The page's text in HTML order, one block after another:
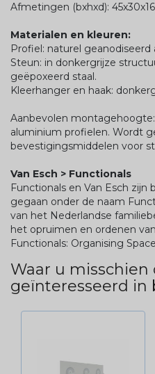
Afmetingen (bxhxd):
Materialen en kleuren:
Profiel: naturel geanodiseerd
Steun: in donkergrijze
geëpoxeerd staal.
Kleerhanger en haak:
Aanbevolen
aluminium profielen. Wordt
bevestigingsmiddelen voor
Van Esch > Functionals
Functionals en Van Esch zijn
gegaan onder de naam
van het Nederlandse
het opruimen en ordenen
Functionals: Organising
Waar u misschien
geïnteresseerd in